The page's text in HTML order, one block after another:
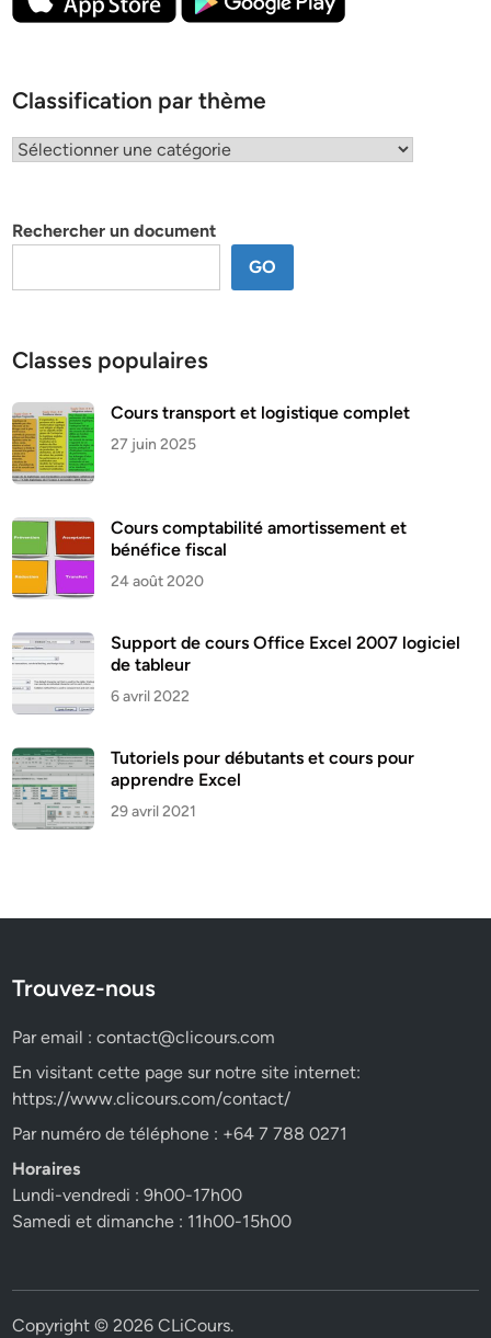
Classification par thème
Classification
Rechercher un document
GO
Classes populaires
Cours transport et logistique complet
27 juin 2025
Cours comptabilité amortissement et
bénéfice fiscal
24 août 2020
Support de cours Office Excel 2007 logiciel
de tableur
6 avril 2022
Tutoriels pour débutants et cours pour
apprendre Excel
29 avril 2021
Trouvez-nous
Par email :contact@clicours.com
En visitant cette page sur notre site internet:
https://www.clicours.com/contact/
Par numéro de téléphone : +64 7 788 0271
Horaires
Lundi-vendredi : 9h00-17h00
Samedi et dimanche : 11h00-15h00
Copyright © 2026CLiCours.